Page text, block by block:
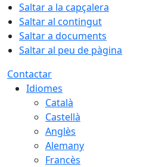
Saltar a la capçalera
Saltar al contingut
Saltar a documents
Saltar al peu de pàgina
Contactar
Idiomes
Català
Castellà
Anglès
Alemany
Francès